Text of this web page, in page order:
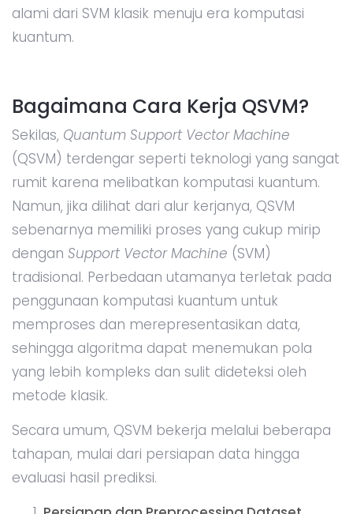
alami dari SVM klasik menuju era komputasi
kuantum.
Bagaimana Cara Kerja QSVM?
Sekilas, Quantum Support Vector Machine
(QSVM) terdengar seperti teknologi yang sangat
rumit karena melibatkan komputasi kuantum.
Namun, jika dilihat dari alur kerjanya, QSVM
sebenarnya memiliki proses yang cukup mirip
dengan Support Vector Machine (SVM)
tradisional. Perbedaan utamanya terletak pada
penggunaan komputasi kuantum untuk
memproses dan merepresentasikan data,
sehingga algoritma dapat menemukan pola
yang lebih kompleks dan sulit dideteksi oleh
metode klasik.
Secara umum, QSVM bekerja melalui beberapa
tahapan, mulai dari persiapan data hingga
evaluasi hasil prediksi.